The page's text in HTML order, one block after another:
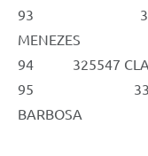
93 326168
MENEZES
94 325547
95 331265
BARBOSA